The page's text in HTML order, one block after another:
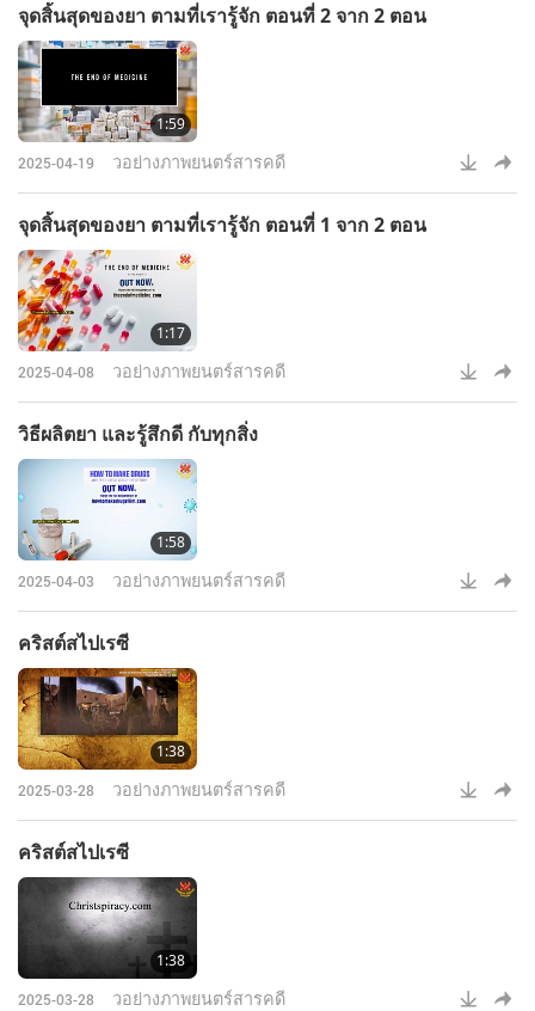
จุดสิ้นสุดของยา ตามที่เรารู้จัก ตอนที่ 2 จาก 2 ตอน
1:59
2025-04-19 วอย่างภาพยนตร์สารคดี
จุดสิ้นสุดของยา ตามที่เรารู้จัก ตอนที่ 1 จาก 2 ตอน
1:17
2025-04-08 วอย่างภาพยนตร์สารคดี
วิธีผลิตยา และรู้สึกดี กับทุกสิ่ง
1:58
2025-04-03 วอย่างภาพยนตร์สารคดี
คริสต์สไปเรซี
1:38
2025-03-28 วอย่างภาพยนตร์สารคดี
คริสต์สไปเรซี
1:38
2025-03-28 วอย่างภาพยนตร์สารคดี